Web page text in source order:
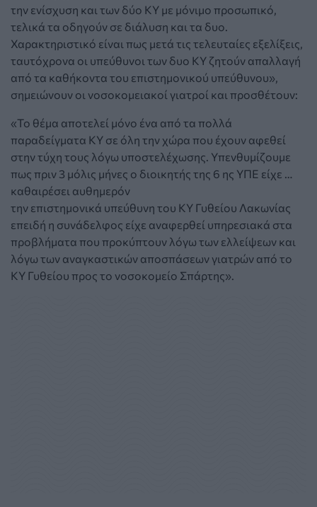
την ενίσχυση και των δύο ΚΥ με μόνιμο προσωπικό,
τελικά τα οδηγούν σε διάλυση και τα δυο.
Χαρακτηριστικό είναι πως μετά τις τελευταίες εξελίξεις,
ταυτόχρονα οι υπεύθυνοι των δυο ΚΥ ζητούν απαλλαγή
από τα καθήκοντα του επιστημονικού υπεύθυνου»,
σημειώνουν οι νοσοκομειακοί γιατροί και προσθέτουν:
«Το θέμα αποτελεί μόνο ένα από τα πολλά
παραδείγματα ΚΥ σε όλη την χώρα που έχουν αφεθεί
στην τύχη τους λόγω υποστελέχωσης. Υπενθυμίζουμε
πως πριν 3 μόλις μήνες ο διοικητής της 6 ης ΥΠΕ είχε …
καθαιρέσει αυθημερόν
την επιστημονικά υπεύθυνη του ΚΥ Γυθείου Λακωνίας
επειδή η συνάδελφος είχε αναφερθεί υπηρεσιακά στα
προβλήματα που προκύπτουν λόγω των ελλείψεων και
λόγω των αναγκαστικών αποσπάσεων γιατρών από το
ΚΥ Γυθείου προς το νοσοκομείο Σπάρτης».